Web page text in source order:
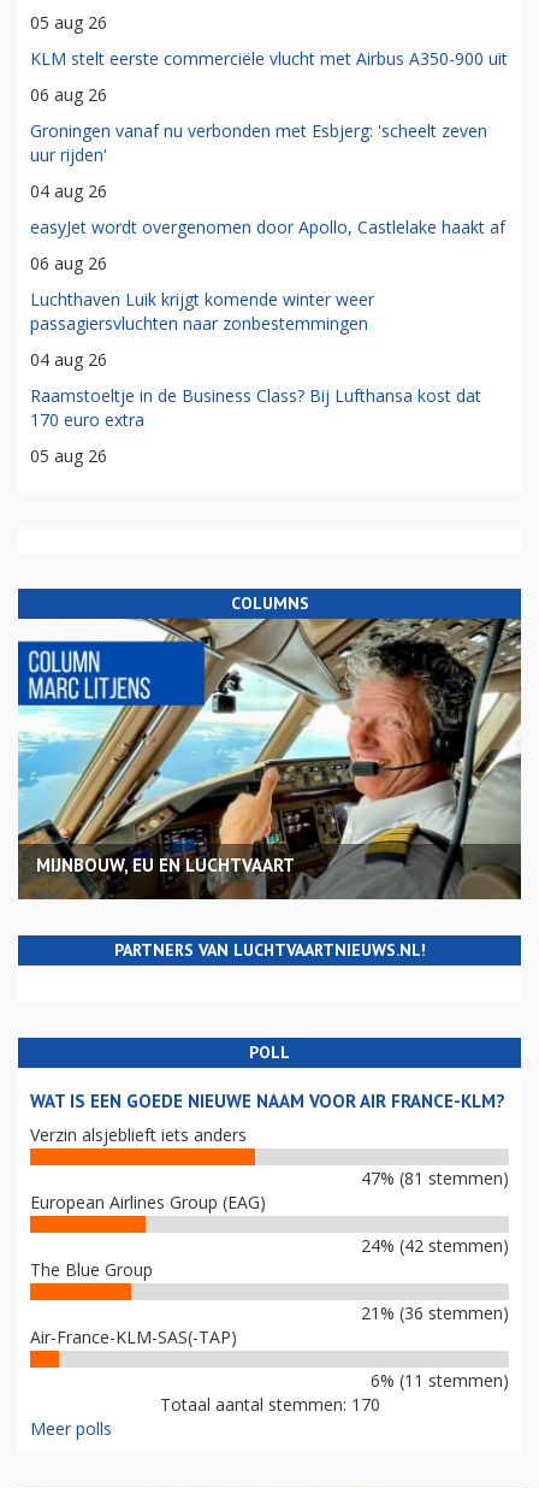
05 aug 26
KLM stelt eerste commerciële vlucht met Airbus A350-900 uit
06 aug 26
Groningen vanaf nu verbonden met Esbjerg: 'scheelt zeven
uur rijden'
04 aug 26
easyJet wordt overgenomen door Apollo, Castlelake haakt af
06 aug 26
Luchthaven Luik krijgt komende winter weer
passagiersvluchten naar zonbestemmingen
04 aug 26
Raamstoeltje in de Business Class? Bij Lufthansa kost dat
170 euro extra
05 aug 26
COLUMNS
MIJNBOUW, EU EN LUCHTVAART
PARTNERS VAN LUCHTVAARTNIEUWS.NL!
POLL
WAT IS EEN GOEDE NIEUWE NAAM VOOR AIR FRANCE-KLM?
Verzin alsjeblieft iets anders
47% (81 stemmen)
European Airlines Group (EAG)
24% (42 stemmen)
The Blue Group
21% (36 stemmen)
Air-France-KLM-SAS(-TAP)
6% (11 stemmen)
Totaal aantal stemmen: 170
Meer polls